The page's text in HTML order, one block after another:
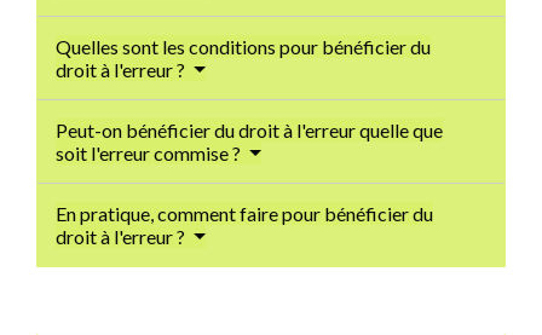
Quelles sont les conditions pour bénéficier du
droit à l'erreur ?
Peut-on bénéficier du droit à l'erreur quelle que
soit l'erreur commise ?
En pratique, comment faire pour bénéficier du
droit à l'erreur ?